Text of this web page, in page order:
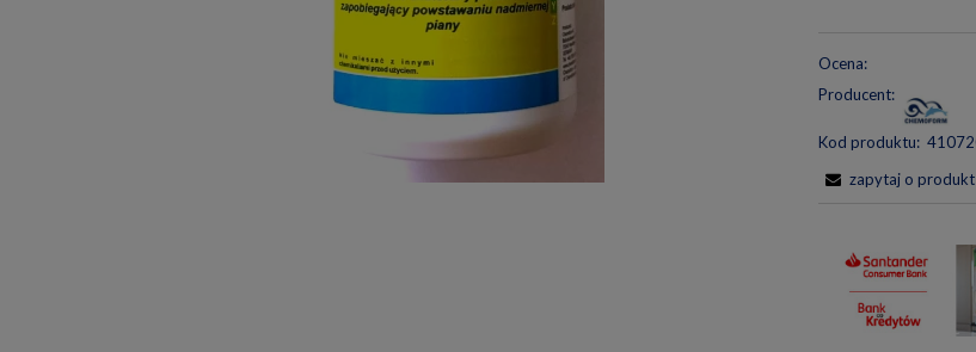
Ocena:
Producent:
Kod produktu:
zapytaj o produkt